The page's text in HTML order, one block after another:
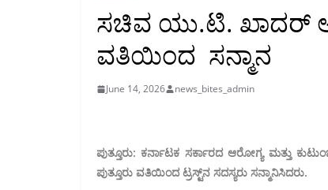
ಸಚಿವ ಯು.ಟಿ. ಖಾದರ್
ವತಿಯಿಂದ ಸನ್ಮಾನ
June 14, 2026 news_bites_admin
ಪುತ್ತೂರು: ಕರ್ನಾಟಕ ಸರ್ಕಾರದ ಆರೋಗ್ಯ ಮತ್ತು
ಪುತ್ತೂರು ವತಿಯಿಂದ ಟ್ರಸ್ಟ್‌ನ ಸದಸ್ಯರು ಸನ್ಮಾನಿಸಿದರು.